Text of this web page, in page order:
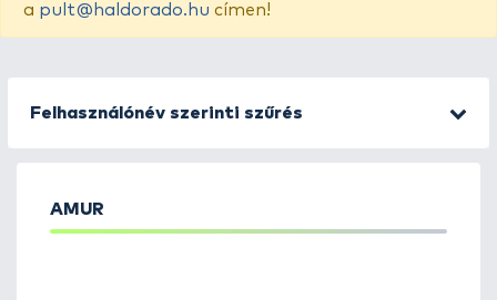
a pult@haldorado.hu címen!
Felhasználónév szerinti szűrés
AMUR